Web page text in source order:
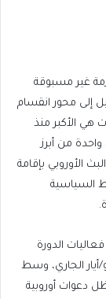
الأغنية الأوروبية “يوروفيجن 2026” أزمة غير مسبوقة
إلى محور انقسام
هي الأكبر منذ
من أبرز
الأوروبي بإقامة
السياسية
الدورة
المسابقة في الفترة من 12 إلى 16 مايو/أيار الجاري، وسط
دعوات أوروبية